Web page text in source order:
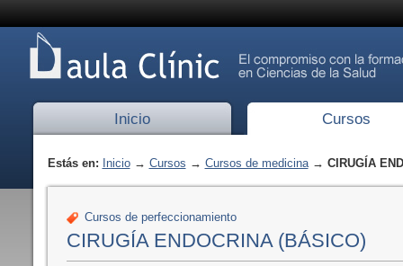
Inicio Cursos
Estás en: Inicio→ Cursos → Cursos de medicina→ CIRUGÍA
Cursos de perfeccionamiento
CIRUGÍA ENDOCRINA (BÁSICO)